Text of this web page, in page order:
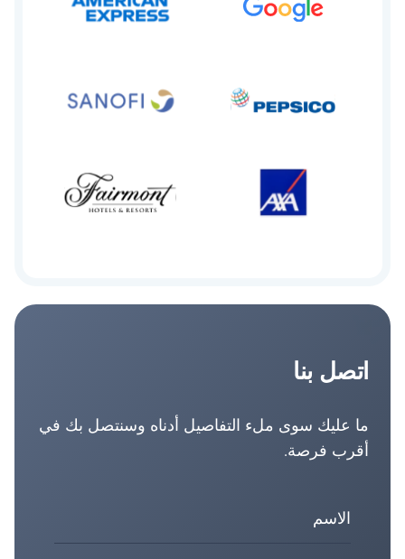
اتصل بنا
ما عليك سوى ملء التفاصيل أدناه وسنتصل بك في
أقرب فرصة.